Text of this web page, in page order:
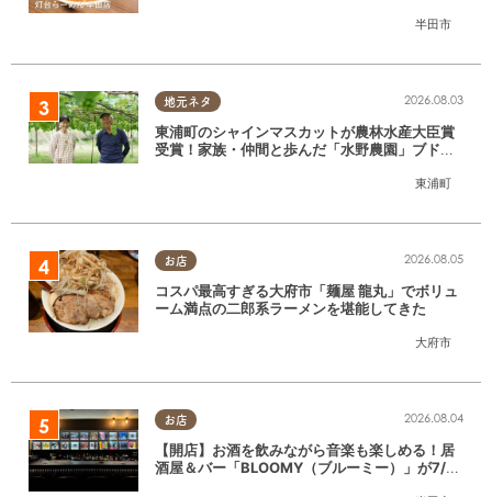
半田市
地元ネタ
東浦町
2026.08.03
東浦町のシャインマスカットが農林水産大臣賞
受賞！家族・仲間と歩んだ「水野農園」ブドウ
お店
大府市
2026.08.05
コスパ最高すぎる大府市「麺屋 龍丸」でボリュ
ーム満点の二郎系ラーメンを堪能してきた
お店 2026.08.04
【開店】お酒を飲みながら音楽も楽しめる！居
酒屋＆バー「BLOOMY（ブルーミー）」が7/3